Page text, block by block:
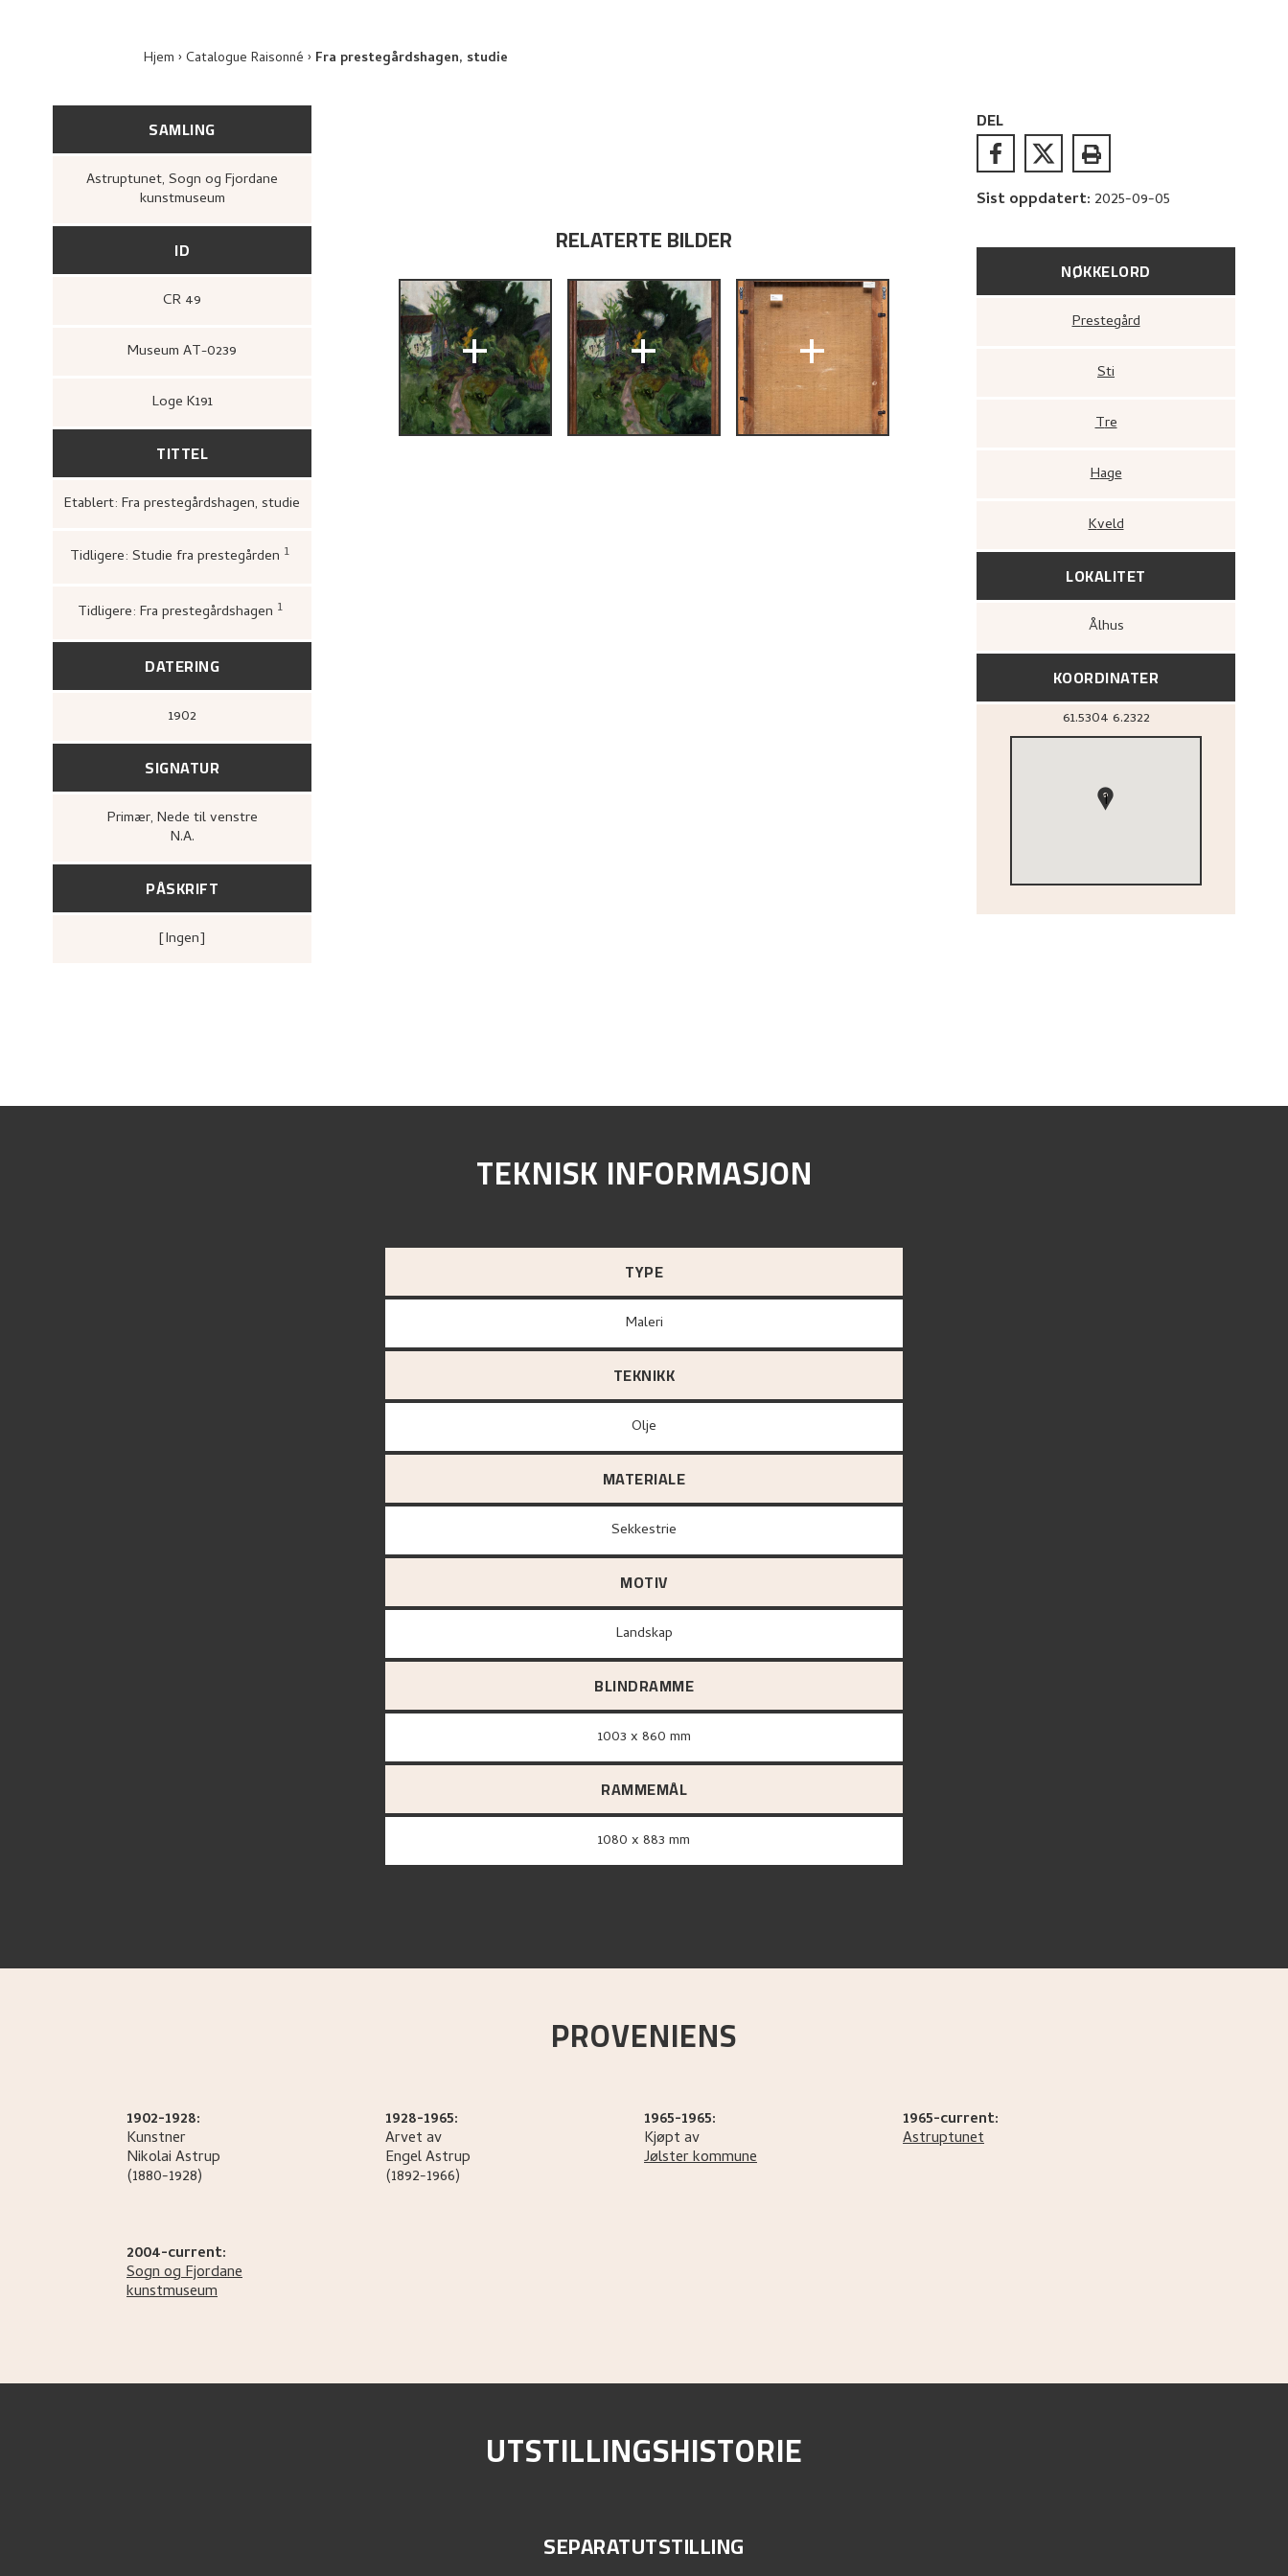
Hjem Catalogue Raisonné Fra prestegårdshagen, studie
SAMLING
Astruptunet, Sogn og Fjordane
kunstmuseum
ID
CR 49
Museum AT-0239
Loge K191
TITTEL
Etablert: Fra prestegårdshagen, studie
Tidligere: Studie fra prestegården 1
Tidligere: Fra prestegårdshagen 1
A/S John Griegs Boktrykkeri, Bergens
DATERING
1902
SIGNATUR
Primær, Nede til venstre
N.A.
PÅSKRIFT
[ingen]
RELATERTE BILDER
+ + +
DEL
Sist oppdatert: 2025-09-05
NØKKELORD
Prestegård
Sti
Tre
Hage
Kveld
LOKALITET
Ålhus
KOORDINATER
61.5304 6.2322
1
TEKNISK INFORMASJON
TYPE
Maleri
TEKNIKK
Olje
MATERIALE
sekkestrie
MOTIV
Landskap
BLINDRAMME
1003 x 860 mm
RAMMEMÅL
1080 x 883 mm
PROVENIENS
1902-1928:
Kunstner
NikolaiAstrup
(1880-1928)
1928-1965:
Arvet av
EngelAstrup
(1892-1966)
1965-1965:
Kjøpt av
Jølster kommune
1965-current:
Astruptunet
2004-current:
Sogn og Fjordane
kunstmuseum
UTSTILLINGSHISTORIE
SEPARATUTSTILLING